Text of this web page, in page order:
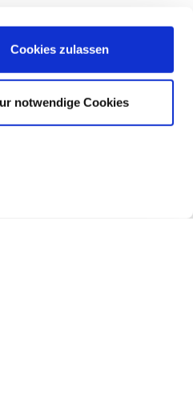
Cookies zulassen
notwendige Cookies